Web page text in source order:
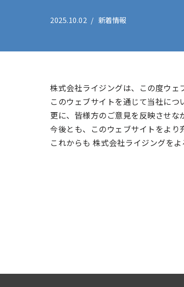
2025.10.02 新着情報
株式会社ライジングは、この度ウェ
このウェブサイトを通じて当社につ
更に、皆様方のご意見を反映させな
今後とも、このウェブサイトをより
これからも 株式会社ライジングをよ